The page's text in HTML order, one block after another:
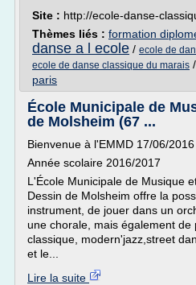
Site : http://ecole-danse-
Thèmes liés : formation
danse a l ecole / ecole de
ecole de danse classique du marais /
paris
École Municipale de
de Molsheim (67 ...
Bienvenue à l'EMMD 17/06/2016
Année scolaire 2016/2017
L'École Municipale de Musique
Dessin de Molsheim offre la
instrument, de jouer dans un
une chorale, mais également de
classique, modern'jazz,street
et le...
Lire la suite